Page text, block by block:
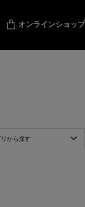
オンラインショップ
から探す